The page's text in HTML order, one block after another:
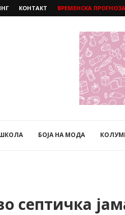
КОНТАКТ ВРЕМЕНСКА ПРОГНОЗА
БОЈА НА МОДА
септичка